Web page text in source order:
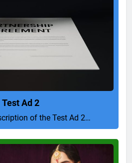
Test Ad 2
of the Test Ad 2…